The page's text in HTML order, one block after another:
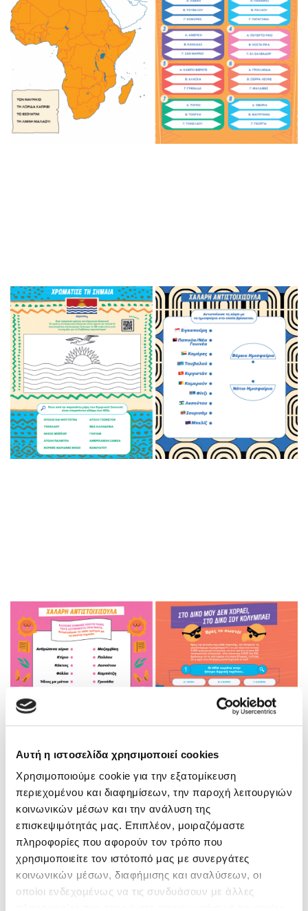
Αυτή η ιστοσελίδα χρησιμοποιεί cookies
Χρησιμοποιούμε cookie για την εξατομίκευση
περιεχομένου και διαφημίσεων, την παροχή λειτουργιών
κοινωνικών μέσων και την ανάλυση της
επισκεψιμότητάς μας. Επιπλέον, μοιραζόμαστε
πληροφορίες που αφορούν τον τρόπο που
χρησιμοποιείτε τον ιστότοπό μας με συνεργάτες
κοινωνικών μέσων, διαφήμισης και αναλύσεων, οι
οποίοι ενδεχομένως να τις συνδυάσουν με άλλες
Ακτίβιτι μπουκ για μικρούς Νο.1 και Νο.2